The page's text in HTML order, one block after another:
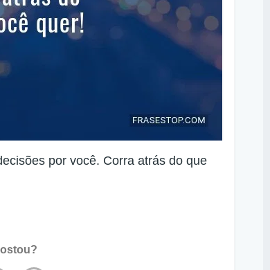
por você. Corra atrás do que